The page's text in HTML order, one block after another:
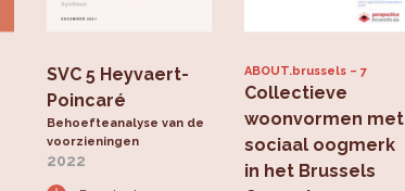
SVC 5 Heyvaert-
Poincaré
Behoefteanalyse van de
voorzieningen
2022
ABOUT.brussels 7
Collectieve
woonvormen met
sociaal oogmerk
in het Brussels